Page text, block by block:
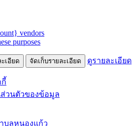
vendors
purposes
เอียด จัดเก็บรายละเอียด ดูรายละเอียด
วนตัวของข้อมูล